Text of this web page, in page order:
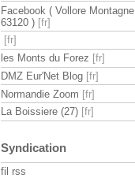
Facebook ( Vollore Montagne
63120 )
les Monts du Forez
DMZ Eur'Net Blog
Normandie Zoom
La Boissiere (27)
Syndication
fil rss